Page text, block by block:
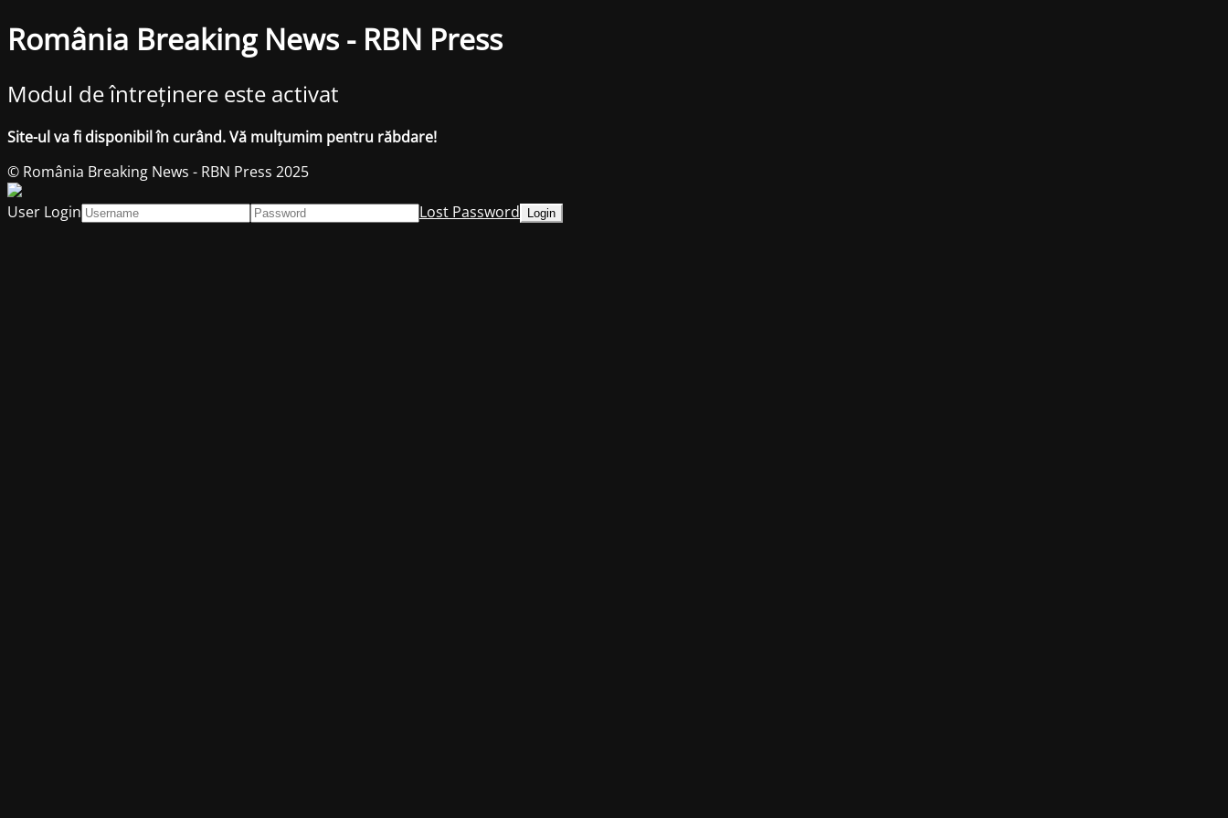
România Breaking News - RBN Press
Modul de întreținere este activat
Site-ul va fi disponibil în curând. Vă mulțumim pentru răbdare!
© România Breaking News - RBN Press 2025
User Login
Lost Password